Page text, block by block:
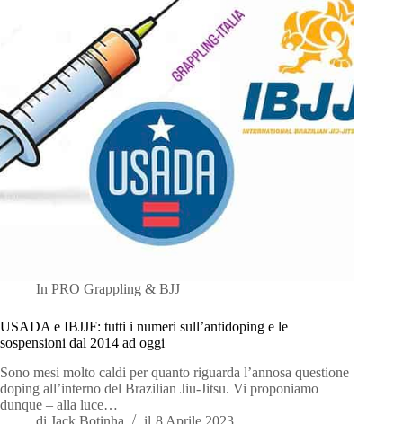
In PRO Grappling & BJJ
USADA e IBJJF: tutti i numeri sull’antidoping e le
sospensioni dal 2014 ad oggi
Sono mesi molto caldi per quanto riguarda l’annosa questione
doping all’interno del Brazilian Jiu-Jitsu. Vi proponiamo
dunque – alla luce…
di Jack Botinha il 8 Aprile 2023